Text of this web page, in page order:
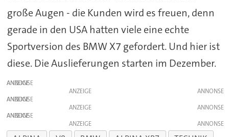
große Augen - die Kunden wird es freuen, denn
gerade in den USA hatten viele eine echte
Sportversion des BMW X7 gefordert. Und hier ist
diese. Die Auslieferungen starten im Dezember.
ANZEIGE
ANZEIGE
ANZEIGE
ANZEIGE
ANZEIGE
ANZEIGE